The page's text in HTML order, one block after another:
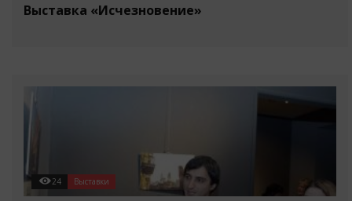
Выставка «Исчезновение»
24 Выставки